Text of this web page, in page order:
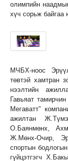
олимпийн
хүч сорьж байгаа
МЧБХ-ноос
төвтэй хамтран
нээлтийн
Гавьяат
Мегаватт”
ажилтан
О.Баянмөнх,
Ж.Мөнх-Очир,
спортын
гүйцэтгэгч